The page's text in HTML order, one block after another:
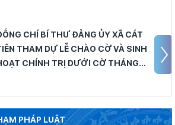
CHÍ BÍ THƯ ĐẢNG ỦY XÃ CÁT
THAM DỰ LỄ CHÀO CỜ VÀ SINH
CHÍNH TRỊ DƯỚI CỜ THÁNG
PHÁP LUẬT